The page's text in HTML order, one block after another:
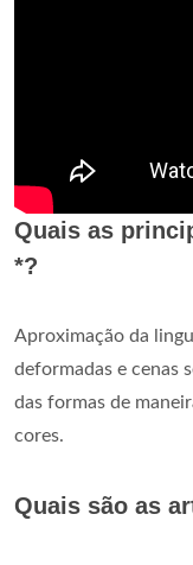
Quais as
*?
Aproximação da
deformadas e cenas
das formas de
cores.
Quais são as